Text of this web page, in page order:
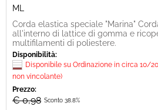
ML
Corda elastica speciale "Marina"
all'interno di lattice di gomma e
multifilamenti di poliestere.
Disponibilità:
Disponibile su Ordinazione in circa 10/
non vincolante)
Prezzo:
€ 0,98 Sconto 38.8%